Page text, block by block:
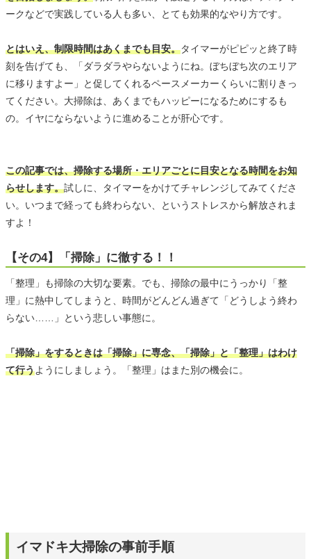
ークなどで実践している人も多い、とても効果的なやり方です。
とはいえ、制限時間はあくまでも目安。タイマーがピピッと終了時
刻を告げても、「ダラダラやらないようにね。ぼちぼち次のエリア
に移りますよー」と促してくれるペースメーカーくらいに割りきっ
てください。大掃除は、あくまでもハッピーになるためにするも
の。イヤにならないように進めることが肝心です。
この記事では、掃除する場所・エリアごとに目安となる時間をお知
らせします。試しに、タイマーをかけてチャレンジしてみてくださ
い。いつまで経っても終わらない、というストレスから解放されま
すよ！
【その4】「掃除」に徹する！！
「整理」も掃除の大切な要素。でも、掃除の最中にうっかり「整
理」に熱中してしまうと、時間がどんどん過ぎて「どうしよう終わ
らない……」という悲しい事態に。
「掃除」をするときは「掃除」に専念、「掃除」と「整理」はわけ
て行うようにしましょう。「整理」はまた別の機会に。
イマドキ大掃除の事前手順